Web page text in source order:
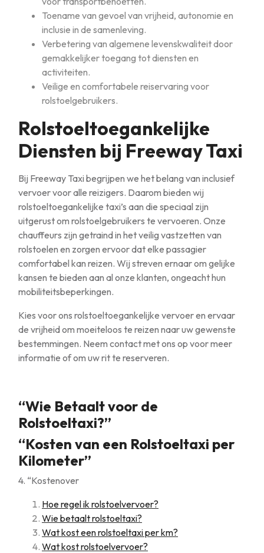
Toename van gevoel van vrijheid, autonomie en
inclusie in de samenleving.
Verbetering van algemene levenskwaliteit door
gemakkelijker toegang tot diensten en
activiteiten.
Veilige en comfortabele reiservaring voor
rolstoelgebruikers.
Rolstoeltoegankelijke
Diensten bij Freeway Taxi
Bij Freeway Taxi begrijpen we het belang van inclusief
vervoer voor alle reizigers. Daarom bieden wij
rolstoeltoegankelijke taxi’s aan die speciaal zijn
uitgerust om rolstoelgebruikers te vervoeren. Onze
chauffeurs zijn getraind in het veilig vastzetten van
rolstoelen en zorgen ervoor dat elke passagier
comfortabel kan reizen. Wij streven ernaar om gelijke
kansen te bieden aan al onze klanten, ongeacht hun
mobiliteitsbeperkingen.
Kies voor ons rolstoeltoegankelijke vervoer en ervaar
de vrijheid om moeiteloos te reizen naar uw gewenste
bestemmingen. Neem contact met ons op voor meer
informatie of om uw rit te reserveren.
“Wie Betaalt voor de
Rolstoeltaxi?”
“Kosten van een Rolstoeltaxi per
Kilometer”
4. “Kostenover
Hoe regel ik rolstoelvervoer?
Wie betaalt rolstoeltaxi?
Wat kost een rolstoeltaxi per km?
Wat kost rolstoelvervoer?